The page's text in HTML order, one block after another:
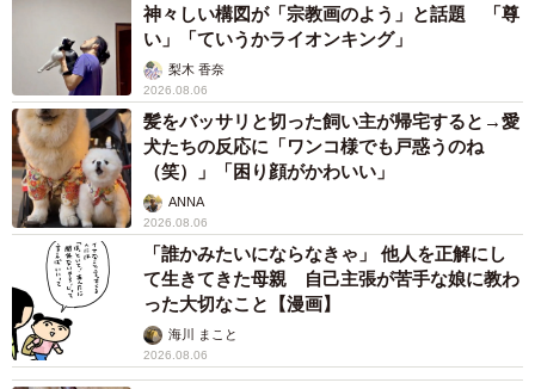
神々しい構図が「宗教画のよう」と話題 「尊
い」「ていうかライオンキング」
梨木 香奈
2026.08.06
髪をバッサリと切った飼い主が帰宅すると→愛
犬たちの反応に「ワンコ様でも戸惑うのね
（笑）」「困り顔がかわいい」
ANNA
2026.08.06
「誰かみたいにならなきゃ」 他人を正解にし
て生きてきた母親 自己主張が苦手な娘に教わ
った大切なこと【漫画】
海川 まこと
2026.08.06